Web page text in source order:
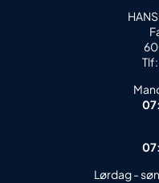
Tlf:
Lørdag -